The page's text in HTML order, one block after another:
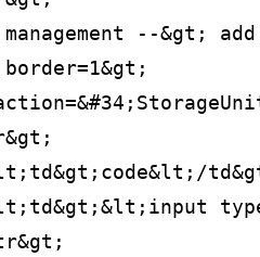
--&gt;